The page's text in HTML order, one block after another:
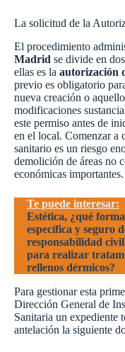
La solicitud de la
El procedimiento
Madrid se divide en
ellas es la autorización
previo es obligatorio
nueva creación o
modificaciones
este permiso antes de
en el local. Comenzar a
sanitario es un riesgo
demolición de áreas no
económicas importantes.
Te puede interesar:
Estética, ¿qué
específica y seguro
responsabilidad civil
para realizar
rellenos dérmicos?
Para gestionar esta
Dirección General de
Sanitaria un expediente
antelación la siguiente